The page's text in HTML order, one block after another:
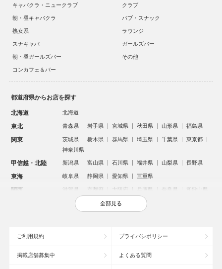
キャバクラ・ニュークラブ
クラブ
朝・昼キャバクラ
パブ・スナック
熟女系
ラウンジ
スナキャバ
ガールズバー
朝・昼ガールズバー
その他
コンカフェ＆バー
都道府県からお店を探す
北海道 北海道
東北 青森県 岩手県 宮城県 秋田県 山形県 福島県
関東 茨城県 栃木県 群馬県 埼玉県 千葉県
東京都
神奈川県
甲信越・北陸 新潟県 富山県 石川県 福井県 山梨県 長野県
東海 岐阜県 静岡県 愛知県 三重県
関西 滋賀県 京都府 大阪府 兵庫県 奈良県 和歌山県
鳥取県 島根県 岡山県 広島県
沖縄県
全部見る
ご利用規約 プライバシポリシー
掲載店舗募集中 よくある質問